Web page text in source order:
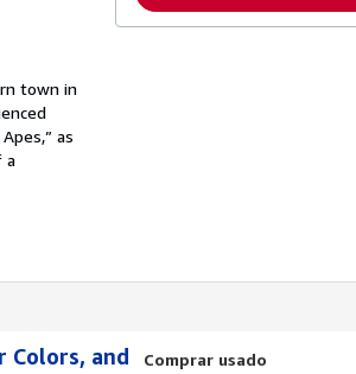
town in
as
a
o
r
s
Colors, and
Comprar usado